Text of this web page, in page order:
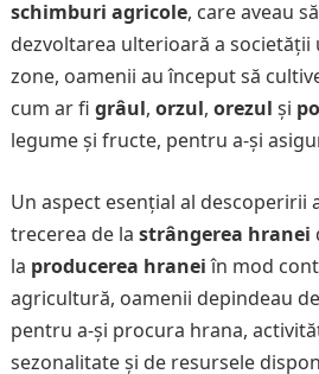
schimburi agricole, care aveau
dezvoltarea ulterioară a societății
zone, oamenii au început să
cum ar fi grâul, orzul, orezul și
legume și fructe, pentru a-și
Un aspect esențial al
trecerea de la strângerea hranei
la producerea hraneiîn mod
agricultură, oamenii depindeau
pentru a-și procura hrana,
sezonalitate și de resursele